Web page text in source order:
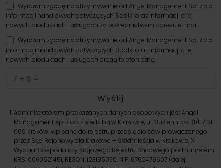
Wyrażam zgodę na otrzymywanie od Angel Management Sp. z o.o
informacji handlowych dotyczących Spółki oraz informacji o jej
nowych produktach i usługach za pośrednictwem adresu e-mail.
Wyrażam zgodę na otrzymywanie od Angel Management Sp. z o.o
informacji handlowych dotyczących Spółki oraz informacji o jej
nowych produktach i usługach drogą telefoniczną.
Administratorem przekazanych danych osobowych jest Angel
Management sp. z o.o z siedzibą w Krakowie, ul. Sukiennicza 8/U7, 31-
069 Kraków, wpisaną do rejestru przedsiębiorców prowadzonego
przez Sąd Rejonowy dla Krakowa – Śródmieścia w Krakowie, XI
Wydział Gospodarczy Krajowego Rejestru Sądowego pod numerem
KRS: 0000521451, REGON: 123195050, NIP: 6762479607 (dalej: